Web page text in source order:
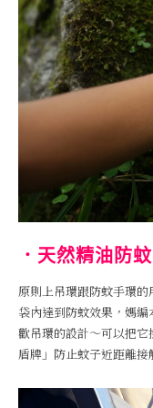
．天然精油防
原則上吊環跟防蚊手環
袋內達到防蚊效果，媽
歡吊環的設計～可以把
盾牌」防止蚊子近距離接